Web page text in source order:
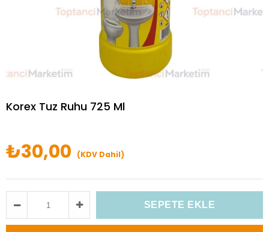
Korex Tuz Ruhu 725 Ml
₺30,00 (KDV Dahil)